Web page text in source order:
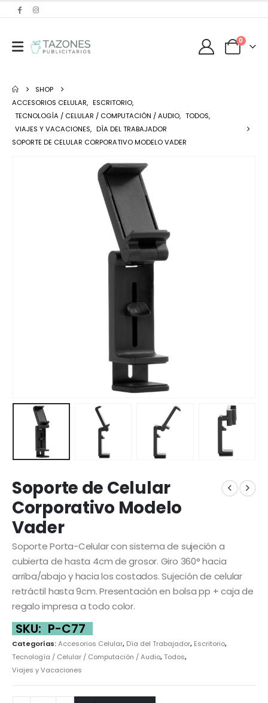
0
SHOP
ACCESORIOS CELULAR, ESCRITORIO,
TECNOLOGÍA / CELULAR / COMPUTACIÓN / AUDIO, TODOS,
VIAJES Y VACACIONES, DÍA DEL TRABAJADOR
SOPORTE DE CELULAR CORPORATIVO MODELO VADER
Soporte de Celular
Corporativo Modelo
Vader
Soporte Porta-Celular con sistema de sujeción a
cubierta de hasta 4cm de grosor. Giro 360° hacia
arriba/abajo y hacia los costados. Sujeción de celular
retráctil hasta 9cm. Presentación en bolsa pp + caja de
regalo impresa a todo color.
SKU: P-C77
Categorías:Accesorios Celular, Día del Trabajador, Escritorio,
Tecnología / Celular / Computación / Audio,Todos,
Viajes y Vacaciones